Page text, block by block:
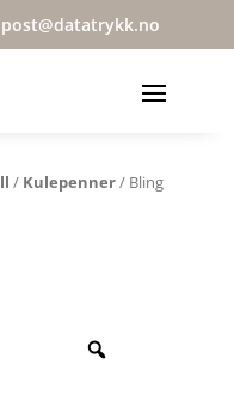
post@datatrykk.no
/ Kulepenner/ Bling